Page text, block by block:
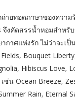
ายทอดภาษาของความ
จึงคัดสรรน้ำหอมสำหรั
ากาศแห่งรัก ไม่ว่าจะเ
Bouquet
Hibiscus Love,
ช่น Ocean Breeze,
Rain, Eternal